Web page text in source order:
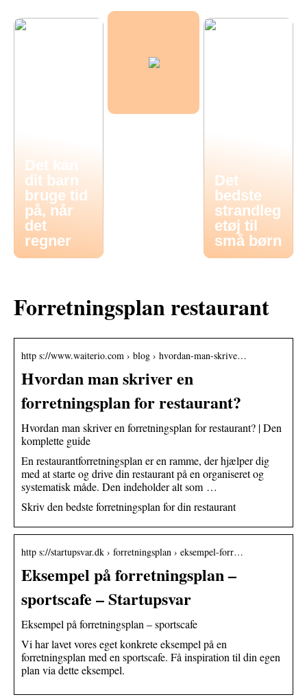
Det kan
dit barn
bruge tid
på, når
det
regner
Det
bedste
strandleg
etøj til
små børn
Forretningsplan restaurant
http s://www.waiterio.com › blog › hvordan-man-skrive…
Hvordan man skriver en
forretningsplan for restaurant?
Hvordan man skriver en forretningsplan for restaurant? | Den
komplette guide
En restaurantforretningsplan er en ramme, der hjælper dig
med at starte og drive din restaurant på en organiseret og
systematisk måde. Den indeholder alt som …
Skriv den bedste forretningsplan for din restaurant
http s://startupsvar.dk › forretningsplan › eksempel-forr…
Eksempel på forretningsplan –
sportscafe – Startupsvar
Eksempel på forretningsplan – sportscafe
Vi har lavet vores eget konkrete eksempel på en
forretningsplan med en sportscafe. Få inspiration til din egen
plan via dette eksempel.